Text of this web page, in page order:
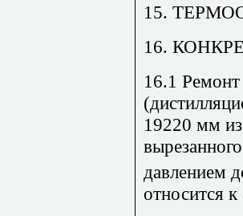
15.
16.
16.1 Ремонт
19220 мм из
давлением
относится